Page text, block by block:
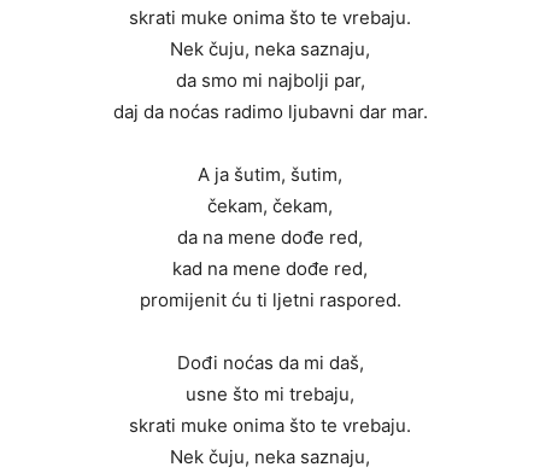
skrati muke onima što te vrebaju.
Nek čuju, neka saznaju,
da smo mi najbolji par,
daj da noćas radimo ljubavni dar mar.
A ja šutim, šutim,
čekam, čekam,
da na mene dođe red,
kad na mene dođe red,
promijenit ću ti ljetni raspored.
Dođi noćas da mi daš,
usne što mi trebaju,
skrati muke onima što te vrebaju.
Nek čuju, neka saznaju,